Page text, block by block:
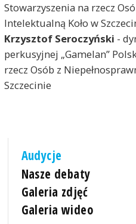
Stowarzyszenia na rzecz
Intelektualną Koło w
Krzysztof Seroczyński -
perkusyjnej „Gamelan”
rzecz Osób z
Szczecinie
Audycje
Nasze debaty
Galeria zdjęć
Galeria wideo